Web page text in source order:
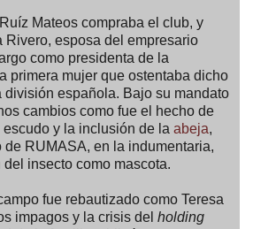
Mateos compraba el club, y
Rivero, esposa del empresario
como presidenta de la
primera mujer que ostentaba dicho
división española. Bajo su mandato
cambios como fue el hecho de
y la inclusión de la abeja,
RUMASA, en la indumentaria,
insecto como mascota.
fue rebautizado como Teresa
impagos y la crisis del holding